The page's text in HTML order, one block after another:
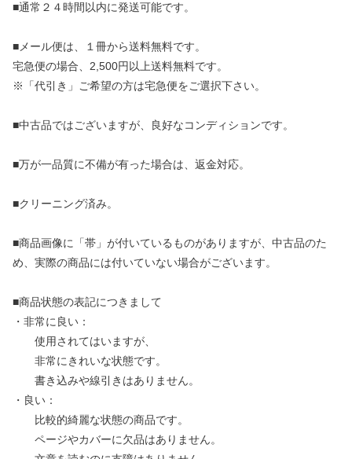
■通常２４時間以内に発送可能です。
■メール便は、１冊から送料無料です。
宅急便の場合、2,500円以上送料無料です。
※「代引き」ご希望の方は宅急便をご選択下さい。
■中古品ではございますが、良好なコンディションです。
■万が一品質に不備が有った場合は、返金対応。
■クリーニング済み。
■商品画像に「帯」が付いているものがありますが、中古品のた
め、実際の商品には付いていない場合がございます。
■商品状態の表記につきまして
・非常に良い：
使用されてはいますが、
非常にきれいな状態です。
書き込みや線引きはありません。
・良い：
比較的綺麗な状態の商品です。
ページやカバーに欠品はありません。